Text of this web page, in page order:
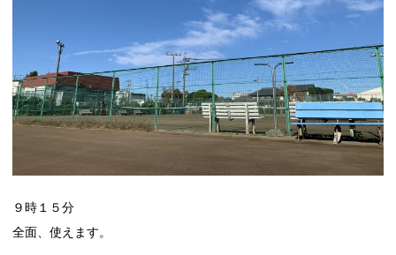
９時１５分
全面、使えます。